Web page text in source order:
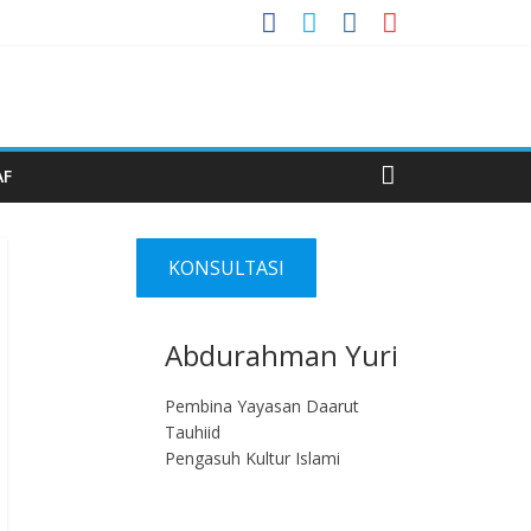
KONSULTASI
Abdurahman Yuri
Pembina Yayasan Daarut
Tauhiid
Pengasuh Kultur Islami